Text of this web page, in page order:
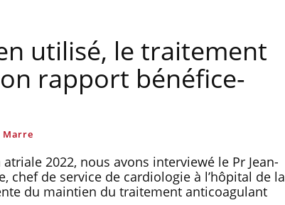
utilisé, le traitement
rapport bénéfice-
Marre
2022, nous avons interviewé le Pr Jean-
chef de service de cardiologie à l’hôpital de la
du maintien du traitement anticoagulant